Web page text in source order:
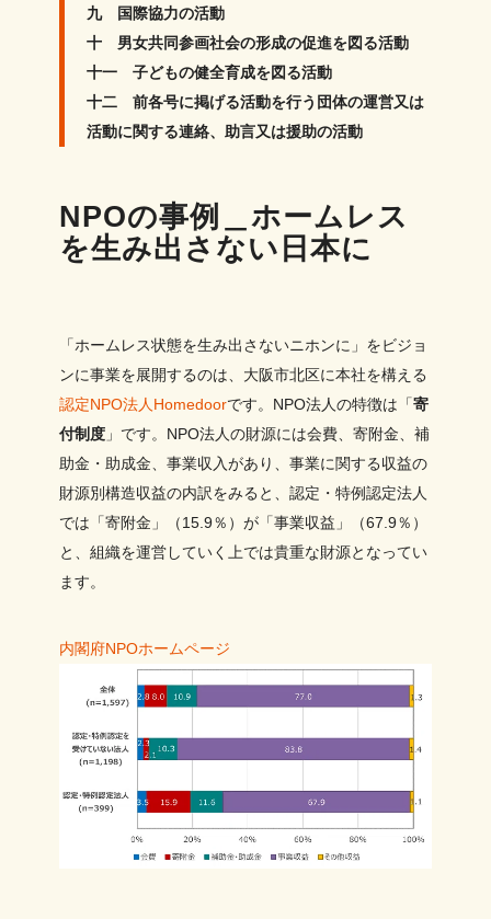
九 国際協力の活動
十 男女共同参画社会の形成の促進を図る活動
十一 子どもの健全育成を図る活動
十二 前各号に掲げる活動を行う団体の運営又は
活動に関する連絡、助言又は援助の活動
NPOの事例＿ホームレス
を生み出さない日本に
「ホームレス状態を生み出さないニホンに」をビジョ
ンに事業を展開するのは、大阪市北区に本社を構える
認定NPO法人Homedoorです。NPO法人の特徴は「寄
付制度」です。NPO法人の財源には会費、寄附金、補
助金・助成金、事業収入があり、事業に関する収益の
財源別構造収益の内訳をみると、認定・特例認定法人
では「寄附金」（15.9％）が「事業収益」（67.9％）
と、組織を運営していく上では貴重な財源となってい
ます。
内閣府NPOホームページ